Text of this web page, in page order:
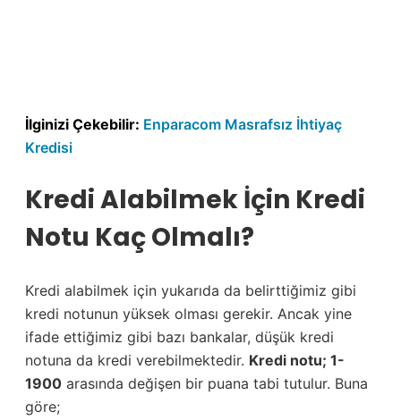
İlginizi Çekebilir: Enparacom Masrafsız İhtiyaç
Kredisi
Kredi Alabilmek İçin Kredi
Notu Kaç Olmalı?
Kredi alabilmek için yukarıda da belirttiğimiz gibi
kredi notunun yüksek olması gerekir. Ancak yine
ifade ettiğimiz gibi bazı bankalar, düşük kredi
notuna da kredi verebilmektedir. Kredi notu; 1-
1900 arasında değişen bir puana tabi tutulur. Buna
göre;